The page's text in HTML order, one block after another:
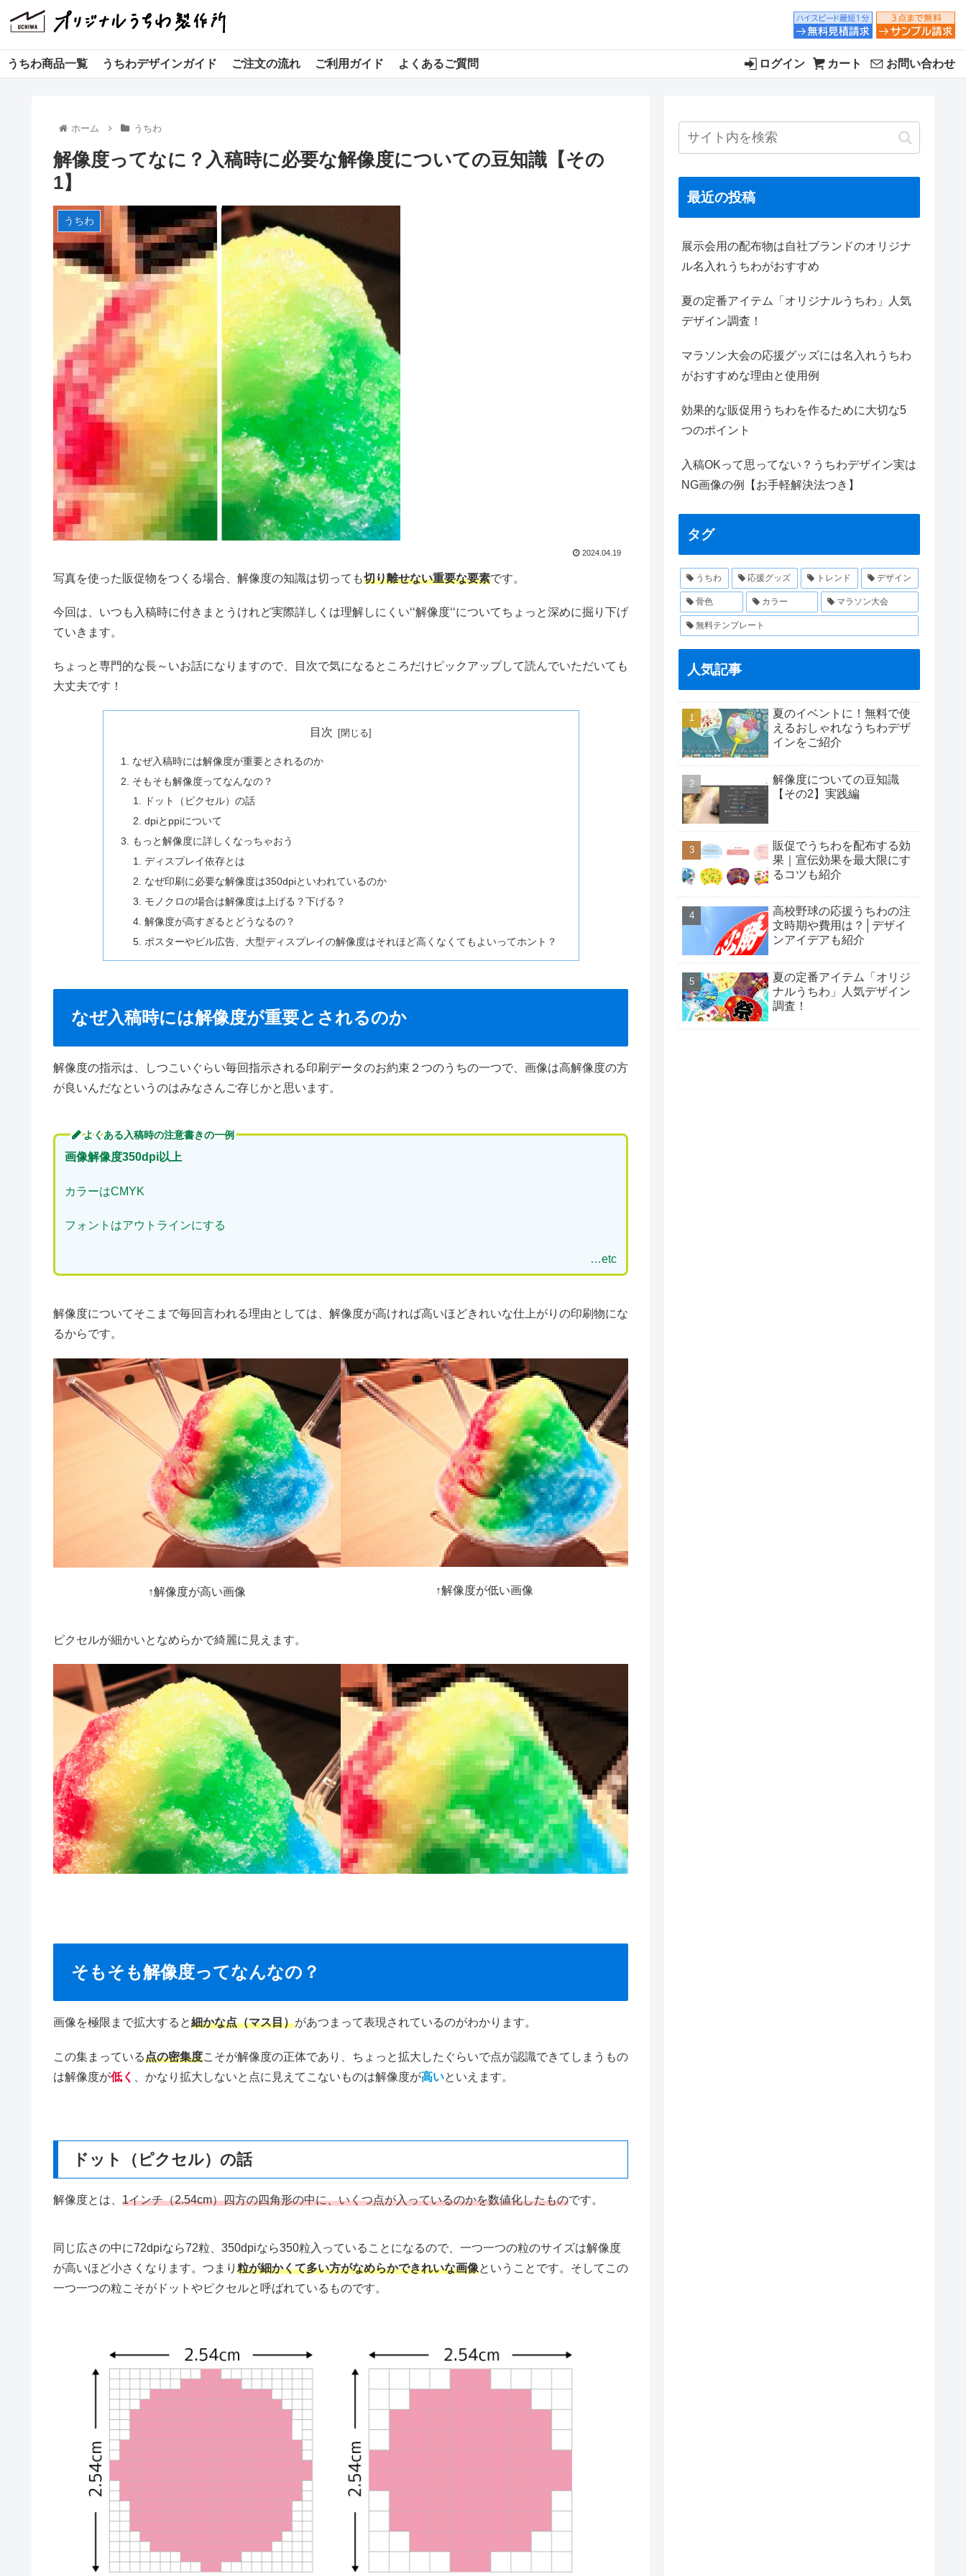
うちわ商品一覧 うちわデザインガイド ご注文の流れ ご利用ガイド よくあるご質問 ログイン カート お問い合わせ
ホーム うちわ
解像度ってなに？入稿時に必要な解像度についての豆知識【その
1】
うちわ
2024.04.19
写真を使った販促物をつくる場合、解像度の知識は切っても切り離せない重要な要素です。
今回は、いつも入稿時に付きまとうけれど実際詳しくは理解しにくい‘‘解像度‘‘についてちょっと深めに掘り下げ
ていきます。
ちょっと専門的な長～いお話になりますので、目次で気になるところだけピックアップして読んでいただいても
大丈夫です！
目次
なぜ入稿時には解像度が重要とされるのか
そもそも解像度ってなんなの？
ドット（ピクセル）の話
dpiとppiについて
もっと解像度に詳しくなっちゃおう
ディスプレイ依存とは
なぜ印刷に必要な解像度は350dpiといわれているのか
モノクロの場合は解像度は上げる？下げる？
解像度が高すぎるとどうなるの？
ポスターやビル広告、大型ディスプレイの解像度はそれほど高くなくてもよいってホント？
なぜ入稿時には解像度が重要とされるのか
解像度の指示は、しつこいぐらい毎回指示される印刷データのお約束２つのうちの一つで、画像は高解像度の方
が良いんだなというのはみなさんご存じかと思います。
よくある入稿時の注意書きの一例
画像解像度350dpi以上
カラーはCMYK
フォントはアウトラインにする
…etc
解像度についてそこまで毎回言われる理由としては、解像度が高ければ高いほどきれいな仕上がりの印刷物にな
るからです。
↑解像度が高い画像 ↑解像度が低い画像
ピクセルが細かいとなめらかで綺麗に見えます。
そもそも解像度ってなんなの？
画像を極限まで拡大すると細かな点（マス目）があつまって表現されているのがわかります。
この集まっている点の密集度こそが解像度の正体であり、ちょっと拡大したぐらいで点が認識できてしまうもの
は解像度が低く 、かなり拡大しないと点に見えてこないものは解像度が高いといえます。
ドット（ピクセル）の話
解像度とは、 1インチ（2.54cm）四方の四角形の中に、いくつ点が入っているのかを数値化したものです。
同じ広さの中に72dpiなら72粒、350dpiなら350粒入っていることになるので、一つ一つの粒のサイズは解像度
が高いほど小さくなります。つまり 粒が細かくて多い方がなめらかできれいな画像ということです。そしてこの
一つ一つの粒こそがドットやピクセルと呼ばれているものです。
最近の投稿
展示会用の配布物は自社ブランドのオリジナ
ル名入れうちわがおすすめ
夏の定番アイテム「オリジナルうちわ」人気
デザイン調査！
マラソン大会の応援グッズには名入れうちわ
がおすすめな理由と使用例
効果的な販促用うちわを作るために大切な5
つのポイント
入稿OKって思ってない？うちわデザイン実は
NG画像の例【お手軽解決法つき】
タグ
うちわ 応援グッズ トレンド デザイン
骨色 カラー マラソン大会
無料テンプレート
人気記事
夏のイベントに！無料で使
えるおしゃれなうちわデザ
インをご紹介
解像度についての豆知識
【その2】実践編
販促でうちわを配布する効
果｜宣伝効果を最大限にす
るコツも紹介
高校野球の応援うちわの注
文時期や費用は？│デザイ
ンアイデアも紹介
夏の定番アイテム「オリジ
ナルうちわ」人気デザイン
調査！